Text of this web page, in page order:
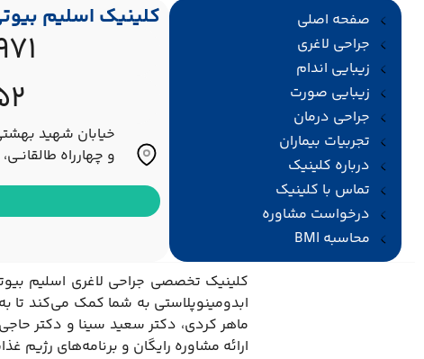
صفحه اصلی
جراحی لاغری
زیبایی اندام
زیبایی صورت
جراحی درمان
تجربیات بیماران
درباره کلینیک
تماس با کلینیک
درخواست مشاوره
محاسبه BMI
کلینیک اسلیم
خیابان شهید
و چهارراه طالقانــی،
کلینیک تخصصی جراحی لاغری اسلیم
ابدومینوپلاستی به شما کمک می‌کند تا
ماهر کردی، دکتر سعید سینا و دکتر
ارائه مشاوره رایگان و برنامه‌های